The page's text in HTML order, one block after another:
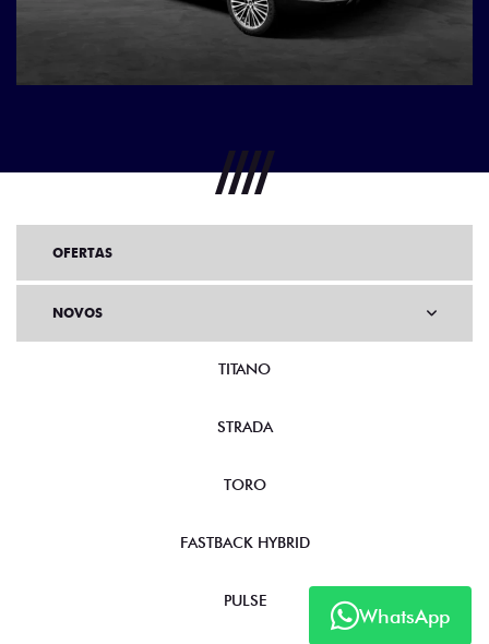
WhatsApp
OFERTAS
NOVOS
TITANO
STRADA
TORO
FASTBACK HYBRID
PULSE